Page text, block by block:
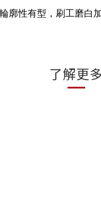
廓性有型，刷工磨白
了解更多